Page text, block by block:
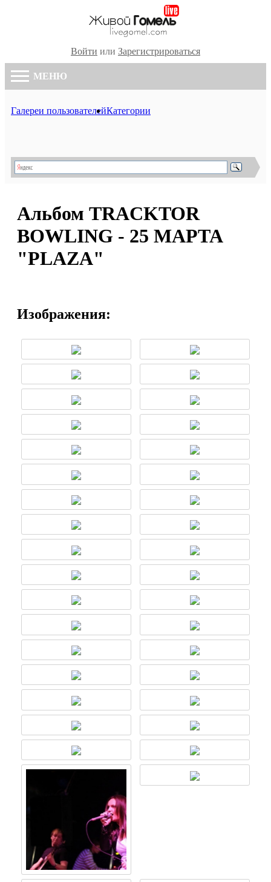
Войти или Зарегистрироваться
МЕНЮ
Галереи пользователейКатегории
Альбом TRACKTOR
BOWLING - 25 МАРТА
"PLAZA"
Изображения: